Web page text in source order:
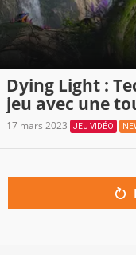
Dying Light :
jeu avec une
17 mars 2023 JEU VIDÉO